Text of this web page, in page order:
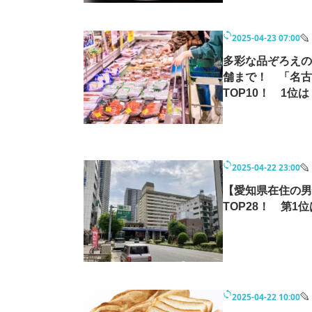
2025-04-23 07:00
多彩な品ぞろえ
舗まで！ 「名古
TOP10！ 1位は
2025-04-22 23:00
【愛知県在住の
TOP28！ 第1位
2025-04-22 10:00